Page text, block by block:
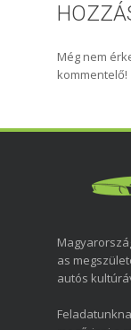
Még nem
kommentelő!
as
autós